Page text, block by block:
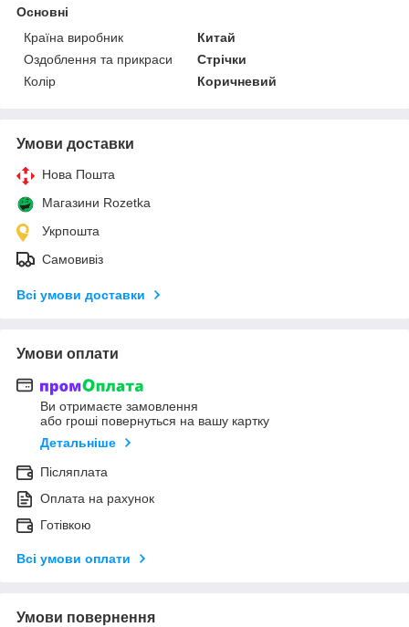
Основні
Країна виробник
Китай
Оздоблення та прикраси
Стрічки
Колір
Коричневий
Умови доставки
Нова Пошта
Магазини Rozetka
Укрпошта
Самовивіз
Всі умови доставки
Умови оплати
Ви отримаєте замовлення
або гроші повернуться на вашу картку
Детальніше
Післяплата
Оплата на рахунок
Готівкою
Всі умови оплати
Умови повернення